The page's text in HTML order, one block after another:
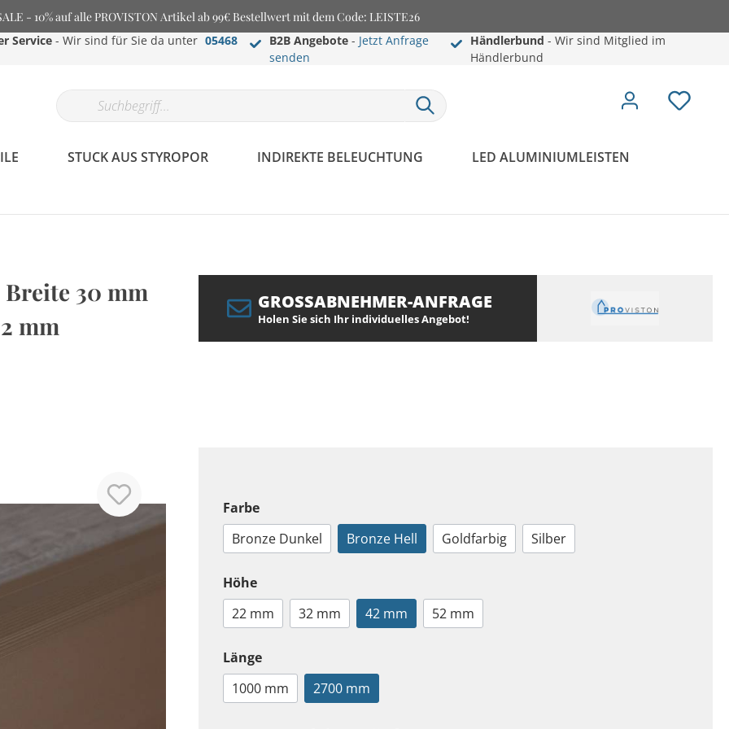
- 10% auf alle PROVISTON Artikel ab 99€ Bestellwert mit dem Code: LEISTE26
Service - Wir sind für Sie da unter 05468
B2B Angebote- Jetzt Anfrage
senden
Händlerbund - Wir sind Mitglied im
Händlerbund
STUCK AUS STYROPOR INDIREKTE BELEUCHTUNG LED ALUMINIUMLEISTEN
30 mm
mm
GROSSABNEHMER-ANFRAGE
Holen Sie sich Ihr individuelles Angebot!
Farbe
Bronze Dunkel
Bronze Hell Goldfarbig Silber
Höhe
22 mm
32 mm 42 mm 52 mm
Länge
1000 mm
2700 mm